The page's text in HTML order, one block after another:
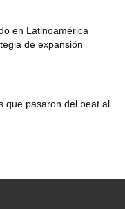
en Latinoamérica
de expansión
que pasaron del beat al